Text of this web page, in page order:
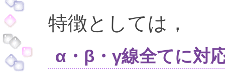
特徴としては，
α・β・γ線全てに対